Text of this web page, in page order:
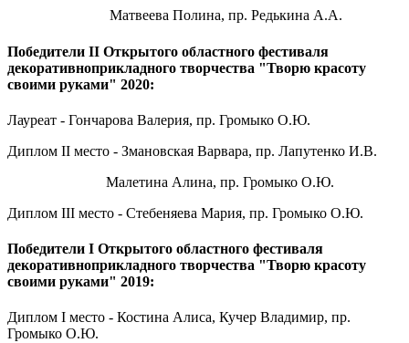
Матвеева Полина, пр. Редькина А.А.
Победители II Открытого областного фестиваля
декоративноприкладного творчества "Творю красоту
своими руками" 2020:
Лауреат - Гончарова Валерия, пр. Громыко О.Ю.
Диплом II место - Змановская Варвара, пр. Лапутенко И.В.
Малетина Алина, пр. Громыко О.Ю.
Диплом III место - Стебеняева Мария, пр. Громыко О.Ю.
Победители I Открытого областного фестиваля
декоративноприкладного творчества "Творю красоту
своими руками" 2019:
Диплом I место - Костина Алиса, Кучер Владимир, пр.
Громыко О.Ю.